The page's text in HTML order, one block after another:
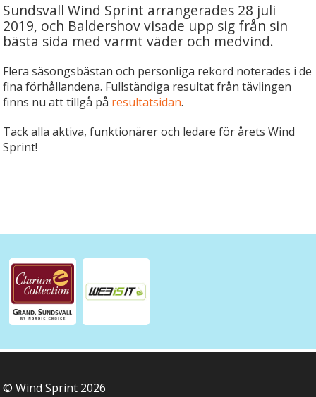
Sundsvall Wind Sprint arrangerades 28 juli
2019, och Baldershov visade upp sig från sin
bästa sida med varmt väder och medvind.
Flera säsongsbästan och personliga rekord noterades i de
fina förhållandena. Fullständiga resultat från tävlingen
finns nu att tillgå på resultatsidan.
Tack alla aktiva, funktionärer och ledare för årets Wind
Sprint!
© Wind Sprint 2026